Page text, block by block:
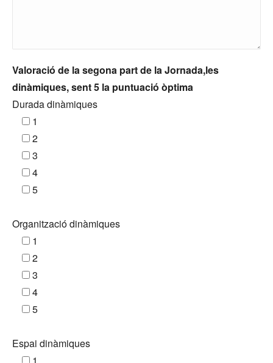
Valoració de la segona part de la Jornada,les
dinàmiques, sent 5 la puntuació òptima
Durada dinàmiques
1
2
3
4
5
Organització dinàmiques
1
2
3
4
5
Espai dinàmiques